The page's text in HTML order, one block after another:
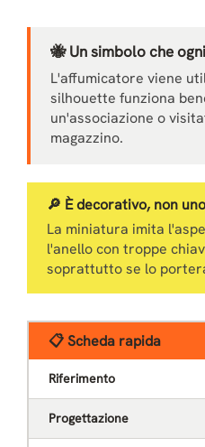
🐝 Un simbolo che
L'affumicatore viene
silhouette funziona
un'associazione o
magazzino.
🔎 È decorativo, non
La miniatura imita
l'anello con troppe
soprattutto se lo
📋 Scheda rapida
Riferimento
Progettazione